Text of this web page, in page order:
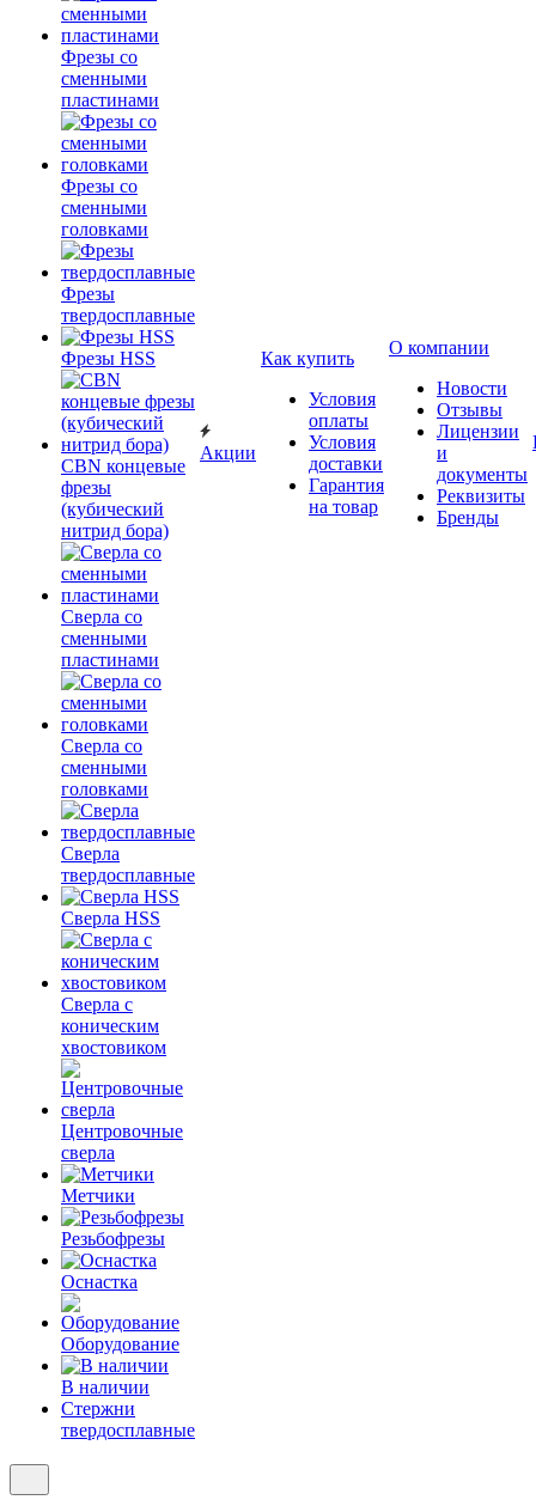
Фрезы со
сменными
пластинами
Фрезы со
сменными
головками
Фрезы
твердосплавные
Фрезы HSS
CBN концевые
фрезы
(кубический
нитрид бора)
Сверла со
сменными
пластинами
Сверла со
сменными
головками
Сверла
твердосплавные
Сверла HSS
Сверла с
коническим
хвостовиком
Центровочные
сверла
Метчики
Резьбофрезы
Оснастка
Оборудование
В наличии
Стержни
твердосплавные
Акции
Как купить
Условия
оплаты
Условия
доставки
Гарантия
на товар
О компании
Новости
Отзывы
Лицензии
и
документы
Реквизиты
Бренды